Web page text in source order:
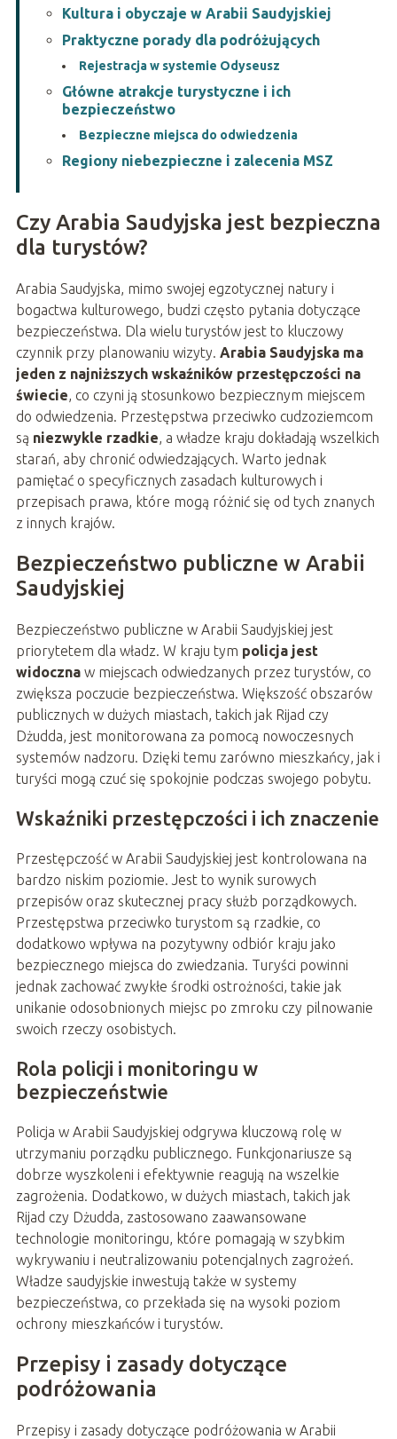
Kultura i obyczaje w Arabii Saudyjskiej
Praktyczne porady dla podróżujących
Rejestracja w systemie Odyseusz
Główne atrakcje turystyczne i ich
bezpieczeństwo
Bezpieczne miejsca do odwiedzenia
Regiony niebezpieczne i zalecenia MSZ
Czy Arabia Saudyjska jest bezpieczna
dla turystów?
Arabia Saudyjska, mimo swojej egzotycznej natury i
bogactwa kulturowego, budzi często pytania dotyczące
bezpieczeństwa. Dla wielu turystów jest to kluczowy
czynnik przy planowaniu wizyty. Arabia Saudyjska ma
jeden z najniższych wskaźników przestępczości na
świecie, co czyni ją stosunkowo bezpiecznym miejscem
do odwiedzenia. Przestępstwa przeciwko cudzoziemcom
są niezwykle rzadkie, a władze kraju dokładają wszelkich
starań, aby chronić odwiedzających. Warto jednak
pamiętać o specyficznych zasadach kulturowych i
przepisach prawa, które mogą różnić się od tych znanych
z innych krajów.
Bezpieczeństwo publiczne w Arabii
Saudyjskiej
Bezpieczeństwo publiczne w Arabii Saudyjskiej jest
priorytetem dla władz. W kraju tym policja jest
widocznaw miejscach odwiedzanych przez turystów, co
zwiększa poczucie bezpieczeństwa. Większość obszarów
publicznych w dużych miastach, takich jak Rijad czy
Dżudda, jest monitorowana za pomocą nowoczesnych
systemów nadzoru. Dzięki temu zarówno mieszkańcy, jak i
turyści mogą czuć się spokojnie podczas swojego pobytu.
Wskaźniki przestępczości i ich znaczenie
Przestępczość w Arabii Saudyjskiej jest kontrolowana na
bardzo niskim poziomie. Jest to wynik surowych
przepisów oraz skutecznej pracy służb porządkowych.
Przestępstwa przeciwko turystom są rzadkie, co
dodatkowo wpływa na pozytywny odbiór kraju jako
bezpiecznego miejsca do zwiedzania. Turyści powinni
jednak zachować zwykłe środki ostrożności, takie jak
unikanie odosobnionych miejsc po zmroku czy pilnowanie
swoich rzeczy osobistych.
Rola policji i monitoringu w
bezpieczeństwie
Policja w Arabii Saudyjskiej odgrywa kluczową rolę w
utrzymaniu porządku publicznego. Funkcjonariusze są
dobrze wyszkoleni i efektywnie reagują na wszelkie
zagrożenia. Dodatkowo, w dużych miastach, takich jak
Rijad czy Dżudda, zastosowano zaawansowane
technologie monitoringu, które pomagają w szybkim
wykrywaniu i neutralizowaniu potencjalnych zagrożeń.
Władze saudyjskie inwestują także w systemy
bezpieczeństwa, co przekłada się na wysoki poziom
ochrony mieszkańców i turystów.
Przepisy i zasady dotyczące
podróżowania
Przepisy i zasady dotyczące podróżowania w Arabii